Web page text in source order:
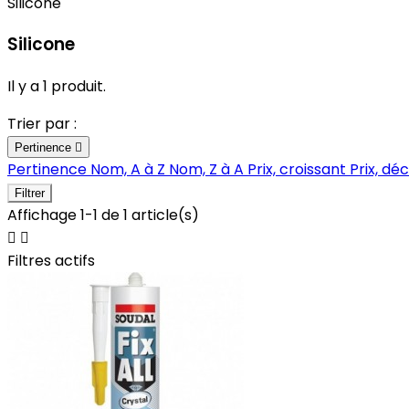
Silicone
Il y a 1 produit.
Trier par :
Pertinence 
Pertinence Nom, A à Z Nom, Z à A Prix, croissant Prix,
Filtrer
Affichage 1-1 de 1 article(s)
 
Filtres actifs